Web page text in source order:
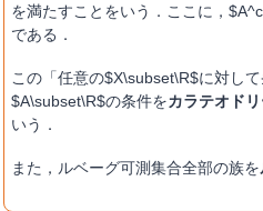
を満たすことをいう．ここに，
である．
この「任意の$X\subset\R$に対し
$A\subset\R$の条件をカラテオド
いう．
また，ルベーグ可測集合全部の族を